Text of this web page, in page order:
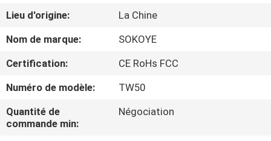
AU
SUJET
DE
VISITE
Lieu d'origine:
La Chine
Nom de marque:
SOKOYE
Certification:
CE RoHs FCC
Numéro de modèle:
TW50
Quantité de
commande min:
Négociation